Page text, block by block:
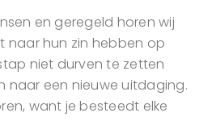
en geregeld horen wij
naar hun zin hebben op
niet durven te zetten
naar een nieuwe uitdaging.
want je besteedt elke